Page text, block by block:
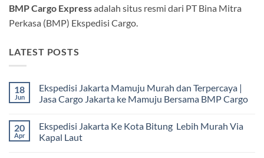
BMP Cargo Expressadalah situs resmi dari PT Bina Mitra
Perkasa (BMP) Ekspedisi Cargo.
LATEST POSTS
18
Jun
Ekspedisi Jakarta Mamuju Murah dan Terpercaya |
Jasa Cargo Jakarta ke Mamuju Bersama BMP Cargo
komentar
pada
Ekspedisi
20
Apr
Ekspedisi Jakarta Ke Kota Bitung Lebih Murah Via
Kapal Laut